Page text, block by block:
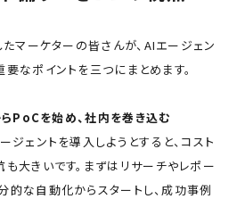
マーケターの皆さんが、AIエージェン
要なポイントを三つにまとめます。
PoCを始め、社内を巻き込む
ジェントを導入しようとすると、コスト
も大きいです。まずはリサーチやレポー
的な自動化からスタートし、成功事例